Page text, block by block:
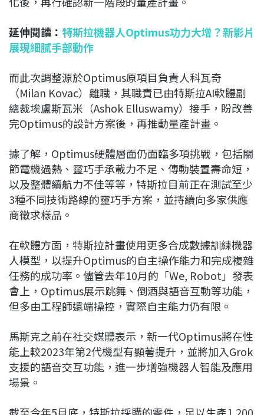
延伸閱讀： 特斯拉機器人Optimus功力大增？新影片
展現細膩手部動作
而此次調整源於Optimus原項目負責人科瓦奇
（Milan Kovac）離職，其職責已由特斯拉AI軟體副
總裁埃盧斯瓦米（Ashok Elluswamy）接手，盼改善
完Optimus的設計方案後，再推動量產計畫。
據了解，Optimus硬體層面仍面臨多項挑戰，包括關
節電機過熱、靈巧手承載力不足、傳動裝置壽命短，
以及整體續航力不佳等等，特斯拉目前正在測試至少
3種不同技術路線的靈巧手方案，並持續向多家供應
商徵求樣品。
在軟體方面，特斯拉計畫使用更多合成數據訓練機器
人模型，以提升Optimus的自主操作能力和完成複雜
任務的成功率。儘管去年10月的「We, Robot」發表
會上，Optimus展示跳舞、倒酒與語音互動等功能，
但多由工程師遠端操控，實際自主能力仍有限。
馬斯克之前在社交媒體表示，新一代Optimus將在性
能上較2023年第2代機型有顯著提升，並將加入Grok
支援的語音交互功能，進一步增強機器人智能及應用
場景。